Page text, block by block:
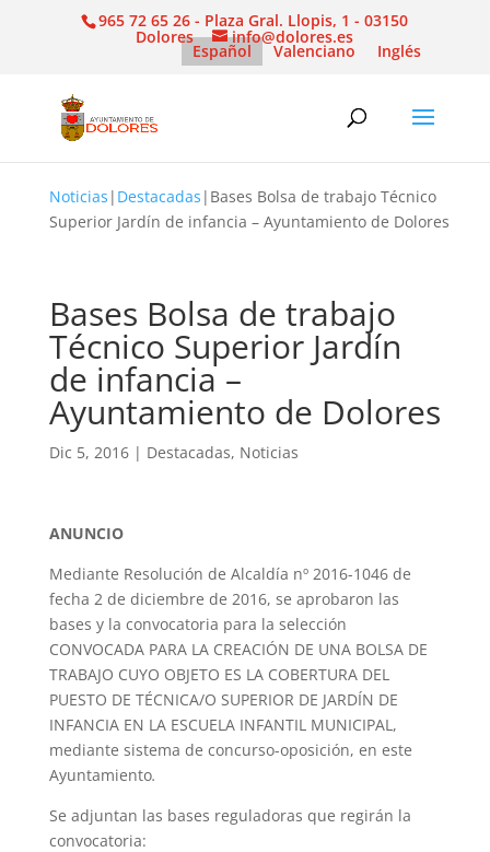
965 72 65 26 - Plaza Gral. Llopis, 1 - 03150
Dolores info@dolores.es
Español Valenciano Inglés
Noticias | Destacadas | Bases Bolsa de trabajo Técnico
Superior Jardín de infancia – Ayuntamiento de Dolores
Bases Bolsa de trabajo
Técnico Superior Jardín
de infancia –
Ayuntamiento de Dolores
Dic 5, 2016| Destacadas, Noticias
ANUNCIO
Mediante Resolución de Alcaldía nº 2016-1046 de
fecha 2 de diciembre de 2016, se aprobaron las
bases y la convocatoria para la selección
CONVOCADA PARA LA CREACIÓN DE UNA BOLSA DE
TRABAJO CUYO OBJETO ES LA COBERTURA DEL
PUESTO DE TÉCNICA/O SUPERIOR DE JARDÍN DE
INFANCIA EN LA ESCUELA INFANTIL MUNICIPAL,
mediante sistema de concurso-oposición, en este
Ayuntamiento.
Se adjuntan las bases reguladoras que regirán la
convocatoria: